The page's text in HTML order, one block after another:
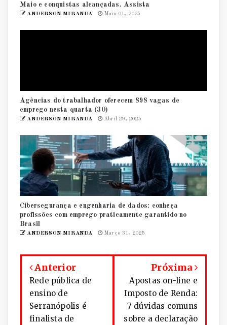
Maio e conquistas alcançadas. Assista
ANDERSON MIRANDA Maio 01, 2025
Agências do trabalhador oferecem 898 vagas de
emprego nesta quarta (30)
ANDERSON MIRANDA Abril 29, 2025
Cibersegurança e engenharia de dados: conheça
profissões com emprego praticamente garantido no
Brasil
ANDERSON MIRANDA Março 31, 2025
Anterior
Rede pública de
ensino de
Serranópolis é
finalista de
Próxima
Apostas on-line e
Imposto de Renda:
7 dúvidas comuns
sobre a declaração